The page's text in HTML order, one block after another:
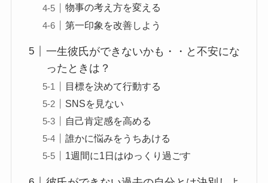
物事の考え方を変える
第一印象を改善しよう
一生彼氏ができないかも・・と不安にな
ったときは？
目標を決めて行動する
SNSを見ない
自己肯定感を高める
誰かに悩みをうちあける
1週間に1日はゆっくり過ごす